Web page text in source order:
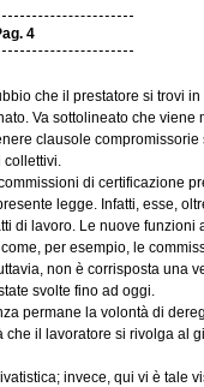
4
che il prestatore si trovi
Va sottolineato che viene
clausole
collettivi.
di certificazione
legge. Infatti, esse,
di lavoro. Le nuove funzioni
per esempio, le
non è corrisposta una
svolte fino ad oggi.
permane la volontà di
il lavoratore si rivolga al
invece, qui vi è tale